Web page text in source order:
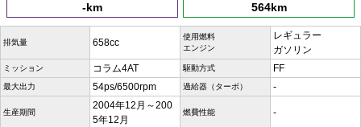
-km 564km
排気量 658cc
使用燃料
エンジン
レギュラー
ガソリン
ミッション コラム4AT 駆動方式 FF
最大出力 54ps/6500rpm 過給器（ターボ） -
生産期間
2004年12月～200
5年12月
燃費性能 -